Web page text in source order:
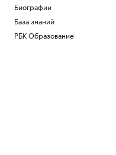
Политика
Загрузить еще
Биографии
База знаний
РБК Образование